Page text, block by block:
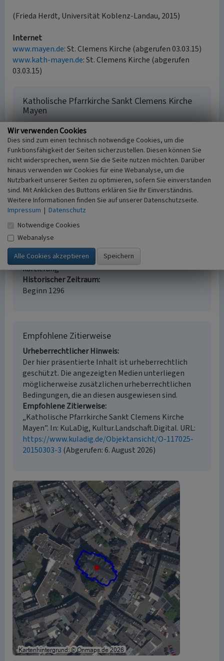
(Frieda Herdt, Universität Koblenz-Landau, 2015)
Internet
www.mayen.de: St. Clemens Kirche (abgerufen 03.03.15)
www.kath-mayen.de: St. Clemens Kirche (abgerufen
03.03.15)
Katholische Pfarrkirche Sankt Clemens Kirche
Mayen
Schlagwörter
Kirchengebäude Kirchturm Klosterkirche
Augustinerorden Pfarrkirche
Straße / Hausnummer
Marktstraße
Ort
56727 Mayen
Fachsicht(en)
Kulturlandschaftspflege, Denkmalpflege
Erfassungsmaßstab
i.d.R. 1:5.000 (größer als 1:20.000)
Erfassungsmethode
Literaturauswertung, Geländebegehung/-
kartierung
Historischer Zeitraum
Beginn 1296
Empfohlene Zitierweise
Urheberrechtlicher Hinweis
Der hier präsentierte Inhalt ist urheberrechtlich
geschützt. Die angezeigten Medien unterliegen
möglicherweise zusätzlichen urheberrechtlichen
Bedingungen, die an diesen ausgewiesen sind.
Empfohlene Zitierweise
„Katholische Pfarrkirche Sankt Clemens Kirche
Mayen”. In: KuLaDig, Kultur.Landschaft.Digital. URL:
https://www.kuladig.de/Objektansicht/O-117025-
20150303-3 (Abgerufen: 6. August 2026)
Wir verwenden Cookies
Dies sind zum einen technisch notwendige Cookies, um die
Funktionsfähigkeit der Seiten sicherzustellen. Diesen können Sie
nicht widersprechen, wenn Sie die Seite nutzen möchten. Darüber
hinaus verwenden wir Cookies für eine Webanalyse, um die
Nutzbarkeit unserer Seiten zu optimieren, sofern Sie einverstanden
sind. Mit Anklicken des Buttons erklären Sie Ihr Einverständnis.
Weitere Informationen finden Sie auf unserer Datenschutzseite.
Impressum | Datenschutz
Notwendige Cookies
Webanalyse